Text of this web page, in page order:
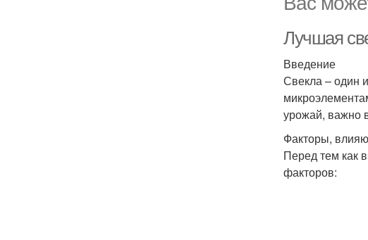
Лучшая
Введение
Свекла – один
урожай, важно
Факторы,
Перед тем как
факторов: